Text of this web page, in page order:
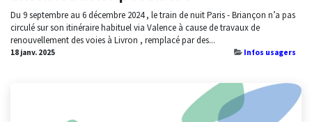
Du 9 septembre au 6 décembre 2024 , le train de nuit Paris - Briançon n’a pas
circulé sur son itinéraire habituel via Valence à cause de travaux de
renouvellement des voies à Livron , remplacé par des...
18 janv. 2025 Infos usagers